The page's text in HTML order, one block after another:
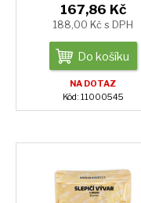
167,86 Kč
188,00 Kč s DPH
Do košíku
NA DOTAZ
Kód: 11000545